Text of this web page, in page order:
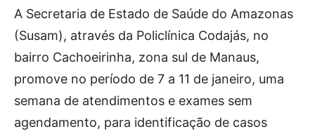
A Secretaria de Estado de Saúde do Amazonas
(Susam), através da Policlínica Codajás, no
bairro Cachoeirinha, zona sul de Manaus,
promove no período de 7 a 11 de janeiro, uma
semana de atendimentos e exames sem
agendamento, para identificação de casos